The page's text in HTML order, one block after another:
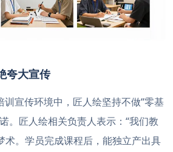
夸大宣传
宣传环境中，匠人绘坚持不做“零基
。匠人绘相关负责人表示：“我们教
术。学员完成课程后，能独立产出具